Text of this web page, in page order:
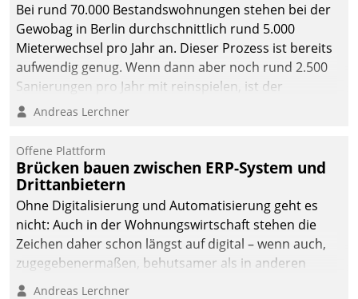
Bei rund 70.000 Bestandswohnungen stehen bei der
Gewobag in Berlin durchschnittlich rund 5.000
Mieterwechsel pro Jahr an. Dieser Prozess ist bereits
aufwendig genug. Wenn dann aber noch rund 2.500
Sanierungen pro Jahr mit reinspielen, ist der
Betreuungs- und Organisationsaufwand immens. Im
kommunale Wohnungsbauunternehmen daher
gemeinsam mit der Berliner Datatrain GmbH den
Teilprozess der Objektsanierung digitalisiert.
Andreas Lerchner
Offene Plattform
Brücken bauen zwischen ERP-System und
Drittanbietern
Ohne Digitalisierung und Automatisierung geht es
nicht: Auch in der Wohnungswirtschaft stehen die
Zeichen daher schon längst auf digital – wenn auch,
zugegebenermaßen, behutsamer als in anderen
Branchen.
Andreas Lerchner